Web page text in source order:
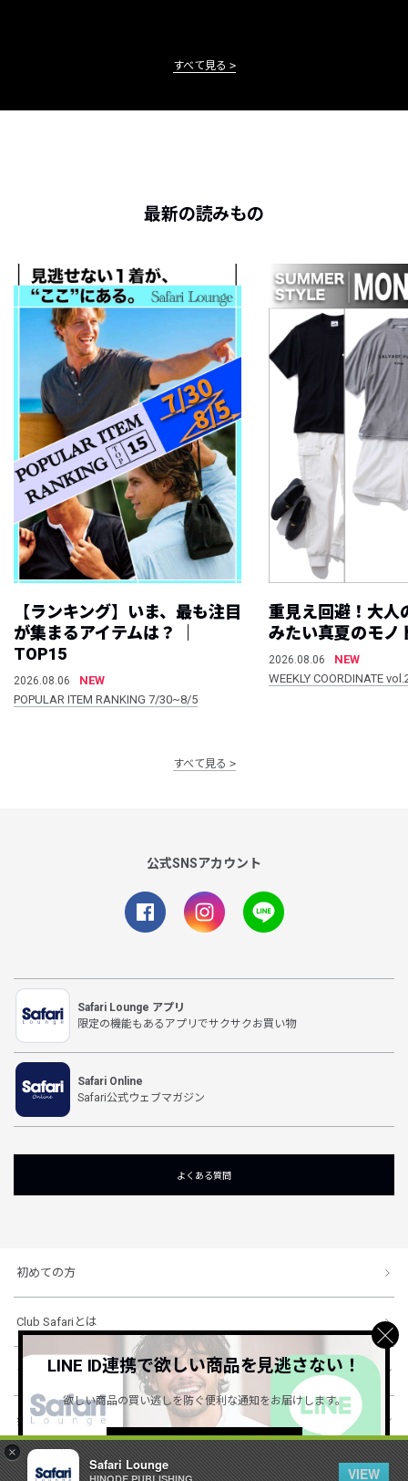
×
Safari Lounge
VIEW
すべて見る
最新の読みもの
【ランキング】いま、最も注目
が集まるアイテムは？ ｜
TOP15
2026.08.06
NEW
POPULAR ITEM RANKING 7/30~8/5
重見え回避！大人
みたい真夏のモノ
2026.08.06
NEW
WEEKLY COORDINATE
すべて見る
公式SNSアカウント
Safari Lounge アプリ
限定の機能もあるアプリでサクサクお買い物
Safari Online
Safari公式ウェブマガジン
よくある質問
初めての方
Club Safariとは
ショッピングガイド
会社概要・規約
LINE ID連携で欲しい商品を見逃さない！
欲しい商品の買い逃しを防ぐ便利な通知をお届けします。
詳しくはこちら ＞